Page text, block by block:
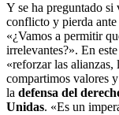
Y se ha preguntado
conflicto y pierda
«¿Vamos a permitir
irrelevantes?». En
«reforzar las
compartimos valores
la defensa del
Unidas. «Es un